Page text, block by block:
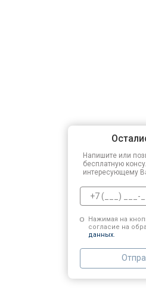
Напишите или
бесплатную
интересующему
Нажимая на
согласие на
данных.